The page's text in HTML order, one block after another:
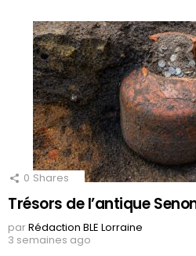
0 Shares
Trésors de l’antique
parRédaction BLE Lorraine
3 semaines ago